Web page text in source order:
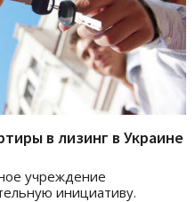
в лизинг в Украине
учреждение
инициативу.